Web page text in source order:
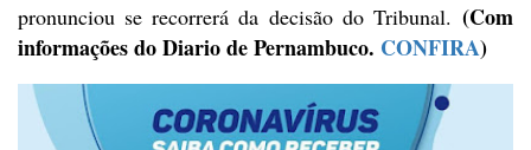
pronunciou se recorrerá da decisão do Tribunal. (Com
informações do Diario de Pernambuco. CONFIRA)